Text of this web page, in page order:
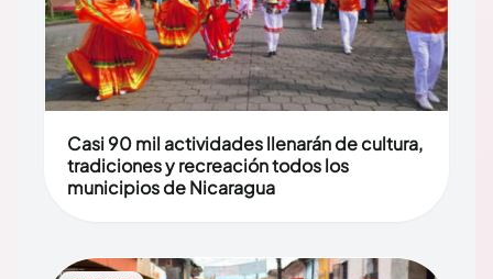
Casi 90 mil actividades llenarán de cultura,
tradiciones y recreación todos los
municipios de Nicaragua